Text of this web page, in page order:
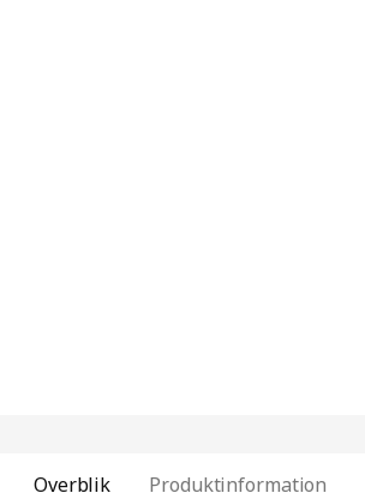
Overblik Produktinformation